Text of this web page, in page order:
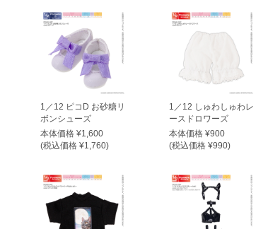
1／12 ピコD お砂糖リ
ボンシューズ
本体価格 ¥1,600
(税込価格 ¥1,760)
1／12 しゅわしゅわレ
ースドロワーズ
本体価格 ¥900
(税込価格 ¥990)